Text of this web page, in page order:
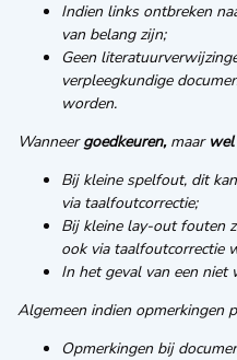
Indien links ontbreken
van belang zijn;
Geen
verpleegkundige
worden.
Wanneergoedkeuren,maar
Bij kleine spelfout, dit
via taalfoutcorrectie;
Bij kleine lay-out fouten
ook via taalfoutcorrectie
In het geval van een niet
Algemeen indien opmerkingen
Opmerkingen bij